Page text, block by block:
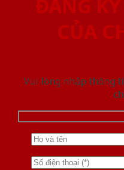
ĐĂNG
CỦA
Vui lòng nhập thông